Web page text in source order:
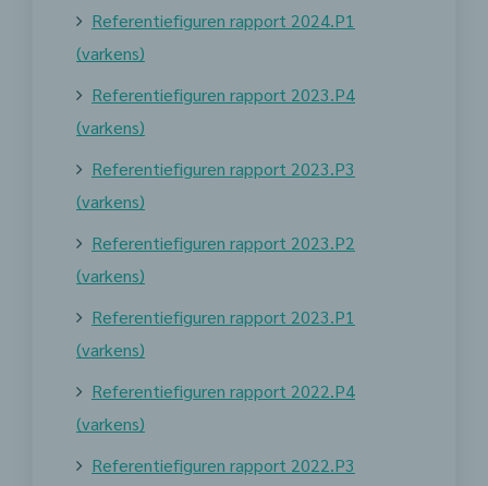
Referentiefiguren rapport 2024.P1
(varkens)
Referentiefiguren rapport 2023.P4
(varkens)
Referentiefiguren rapport 2023.P3
(varkens)
Referentiefiguren rapport 2023.P2
(varkens)
Referentiefiguren rapport 2023.P1
(varkens)
Referentiefiguren rapport 2022.P4
(varkens)
Referentiefiguren rapport 2022.P3